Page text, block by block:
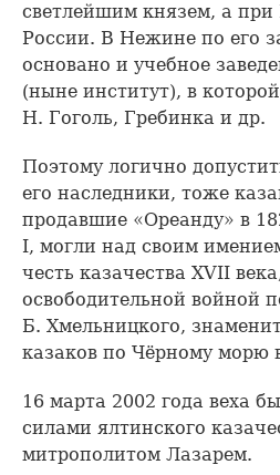
светлейшим князем, а
России. В Нежине по его
основано и учебное
(ныне институт), в
Н. Гоголь, Гребинка и др.
Поэтому логично
его наследники, тоже
продавшие «Ореанду» в
I, могли над своим
честь казачества XVII
освободительной войной
Б. Хмельницкого,
казаков по Чёрному морю
16 марта 2002 года веха
силами ялтинского
митрополитом Лазарем.